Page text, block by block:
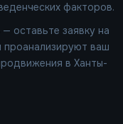
факторов.
оставьте заявку на
проанализируют ваш
в Ханты-